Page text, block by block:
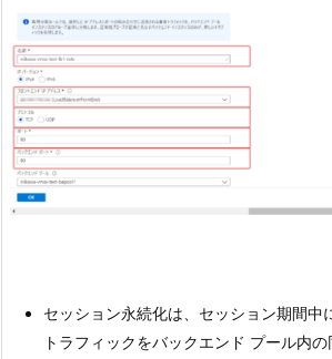
セッション永続化は、セッション期間中
トラフィックをバックエンド プール内